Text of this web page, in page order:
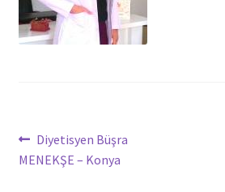
Yazı
dolaşımı
Önceki
yazı:
Diyetisyen Büşra
MENEKŞE – Konya